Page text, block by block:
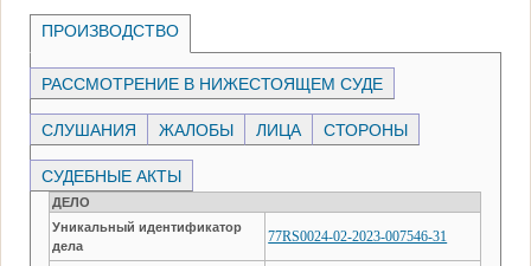
ПРОИЗВОДСТВО
РАССМОТРЕНИЕ В НИЖЕСТОЯЩЕМ СУДЕ
СЛУШАНИЯ ЖАЛОБЫ ЛИЦА СТОРОНЫ
СУДЕБНЫЕ АКТЫ
ДЕЛО
Уникальный идентификатор
дела
77RS0024-02-2023-007546-31